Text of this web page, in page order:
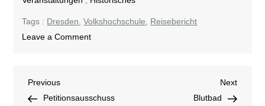
Tags : Dresden,Volkshochschule, Reisebericht
Leave a Commenton
Stadtbeschimpfungen
Beitragsnavigation
Previous
Post
Previous
Petitionsausschuss
Next
Post
Next
Blutbad